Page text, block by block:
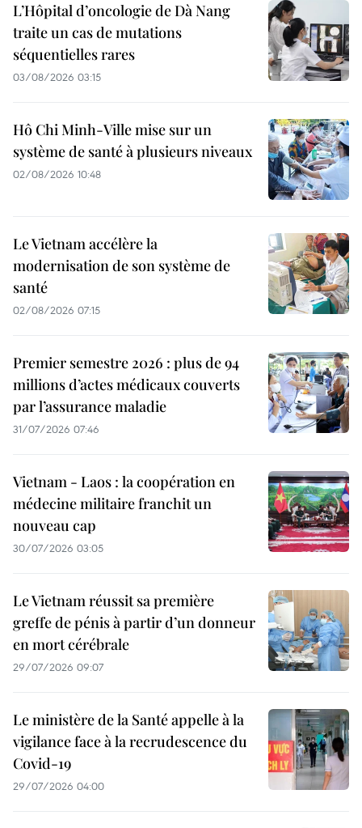
L’Hôpital d’oncologie de Dà Nang
traite un cas de mutations
séquentielles rares
03/08/2026 03:15
Hô Chi Minh-Ville mise sur un
système de santé à plusieurs niveaux
02/08/2026 10:48
Le Vietnam accélère la
modernisation de son système de
santé
02/08/2026 07:15
Premier semestre 2026 : plus de 94
millions d’actes médicaux couverts
par l’assurance maladie
31/07/2026 07:46
Vietnam - Laos : la coopération en
médecine militaire franchit un
nouveau cap
30/07/2026 03:05
Le Vietnam réussit sa première
greffe de pénis à partir d’un donneur
en mort cérébrale
29/07/2026 09:07
Le ministère de la Santé appelle à la
vigilance face à la recrudescence du
Covid-19
29/07/2026 04:00